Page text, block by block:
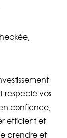
respecté vos
confiance,
efficient et
prendre et